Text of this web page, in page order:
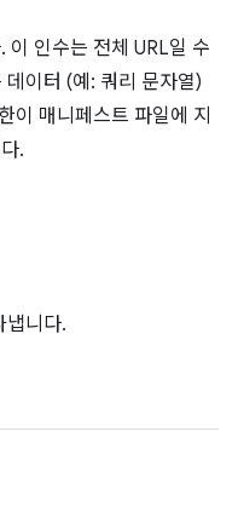
이 인수는 전체 URL일 수
이터 (예: 쿼리 문자열)
이 매니페스트 파일에 지
.
냅니다.